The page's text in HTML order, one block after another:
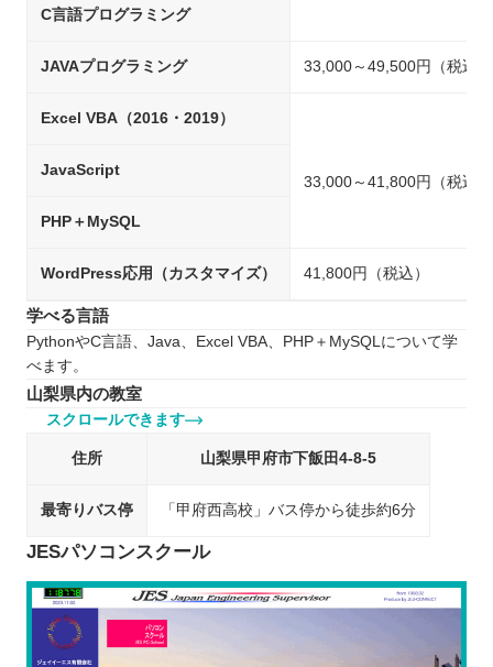
C言語プログラミング
JAVAプログラミング 33,000～49,500円（税込）
Excel VBA（2016・2019）
33,000～41,800円（税込）
JavaScript
PHP＋MySQL
WordPress応用（カスタマイズ） 41,800円（税込）
学べる言語
PythonやC言語、Java、Excel VBA、PHP＋MySQLについて学
べます。
山梨県内の教室
スクロールできます
住所 山梨県甲府市下飯田4-8-5
最寄りバス停 「甲府西高校」バス停から徒歩約6分
JESパソコンスクール